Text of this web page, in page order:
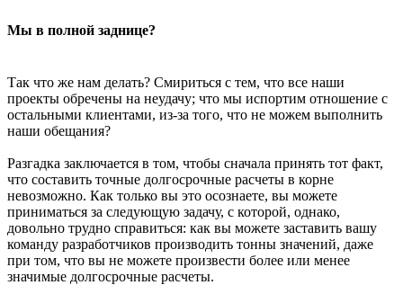
Мы в полной заднице?
Так что же нам делать? Смириться с тем, что все наши
проекты обречены на неудачу; что мы испортим отношение с
остальными клиентами, из-за того, что не можем выполнить
наши обещания?
Разгадка заключается в том, чтобы сначала принять тот факт,
что составить точные долгосрочные расчеты в корне
невозможно. Как только вы это осознаете, вы можете
приниматься за следующую задачу, с которой, однако,
довольно трудно справиться: как вы можете заставить вашу
команду разработчиков производить тонны значений, даже
при том, что вы не можете произвести более или менее
значимые долгосрочные расчеты.